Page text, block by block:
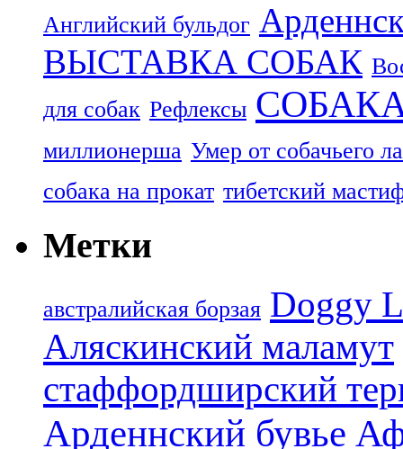
Английский бульдог
ВЫСТАВКА СОБАК
для собак Рефлексы
миллионерша Умер от собачьего
собака на прокат тибетский
Метки
aвстралийская борзая Doggy
Аляскинский маламут
стаффордширский
Арденнский бувье